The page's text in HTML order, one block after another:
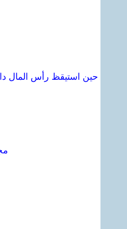
حين استيقظ رأس المال